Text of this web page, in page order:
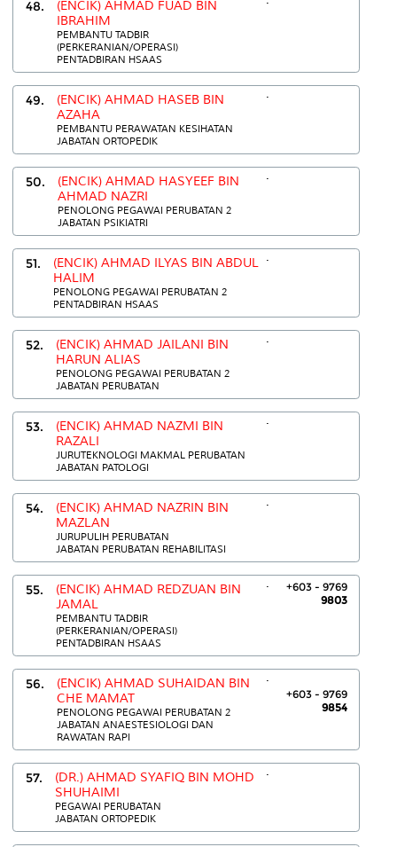
48.
(ENCIK) AHMAD FUAD BIN
IBRAHIM
PEMBANTU TADBIR
(PERKERANIAN/OPERASI)
PENTADBIRAN HSAAS
49.
(ENCIK) AHMAD HASEB BIN
AZAHA
PEMBANTU PERAWATAN KESIHATAN
JABATAN ORTOPEDIK
.
50.
(ENCIK) AHMAD HASYEEF BIN
AHMAD NAZRI
PENOLONG PEGAWAI PERUBATAN 2
JABATAN PSIKIATRI
.
51.
(ENCIK) AHMAD ILYAS BIN ABDUL
HALIM
PENOLONG PEGAWAI PERUBATAN 2
PENTADBIRAN HSAAS
.
52.
(ENCIK) AHMAD JAILANI BIN
HARUN ALIAS
PENOLONG PEGAWAI PERUBATAN 2
JABATAN PERUBATAN
.
53.
(ENCIK) AHMAD NAZMI BIN
RAZALI
JURUTEKNOLOGI MAKMAL PERUBATAN
JABATAN PATOLOGI
.
54.
(ENCIK) AHMAD NAZRIN BIN
MAZLAN
JURUPULIH PERUBATAN
JABATAN PERUBATAN REHABILITASI
.
55.
(ENCIK) AHMAD REDZUAN BIN
JAMAL
PEMBANTU TADBIR
(PERKERANIAN/OPERASI)
PENTADBIRAN HSAAS
.
+603 - 9769
9803
56.
(ENCIK) AHMAD SUHAIDAN BIN
CHE MAMAT
PENOLONG PEGAWAI PERUBATAN 2
JABATAN ANAESTESIOLOGI DAN
RAWATAN RAPI
.
+603 - 9769
9854
57.
(DR.) AHMAD SYAFIQ BIN MOHD
SHUHAIMI
PEGAWAI PERUBATAN
JABATAN ORTOPEDIK
.